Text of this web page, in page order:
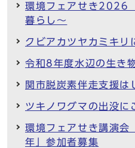
環境フェアせき2026
暮らし～
クビアカツヤカミキリ
令和8年度水辺の生き
関市脱炭素伴走支援は
ツキノワグマの出没に
環境フェアせき講演会
年」参加者募集